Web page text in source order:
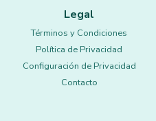
Legal
Términos y Condiciones
Política de Privacidad
Configuración de Privacidad
Contacto